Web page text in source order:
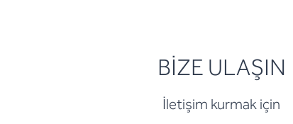
BİZE ULAŞIN
İletişim kurmak için